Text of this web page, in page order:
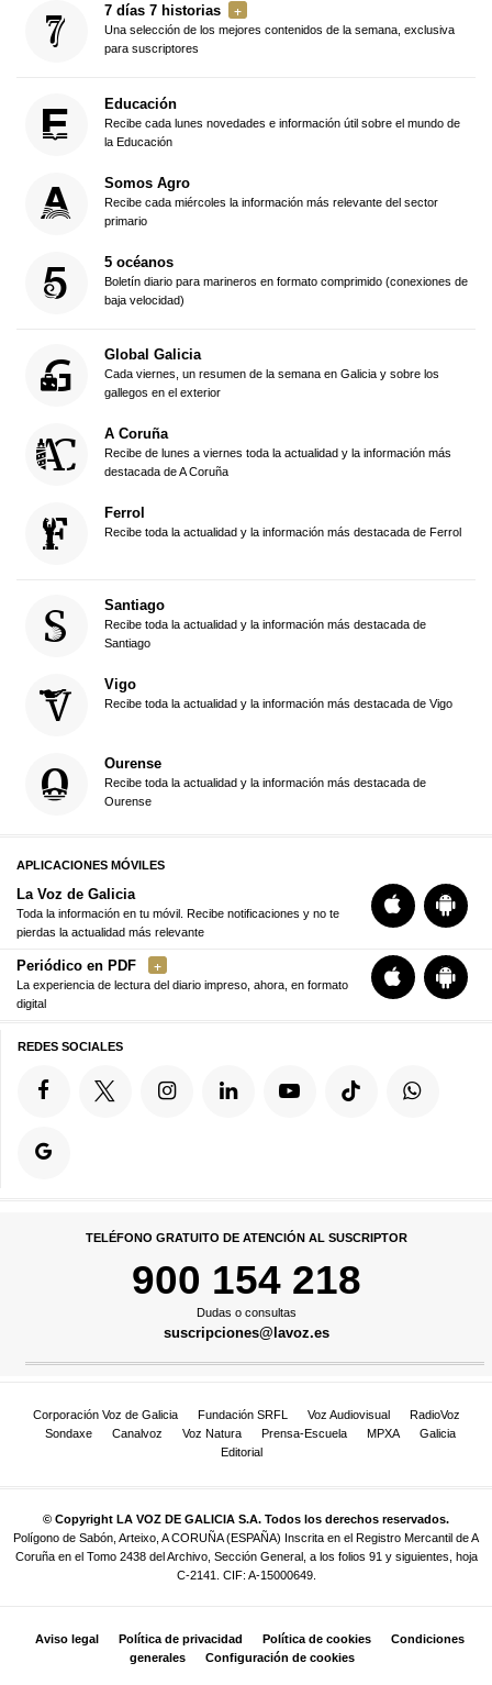
7 días 7 historias
Una selección de los mejores contenidos de la semana, exclusiva
para suscriptores
Educación
Recibe cada lunes novedades e información útil sobre el mundo de
la Educación
Somos Agro
Recibe cada miércoles la información más relevante del sector
primario
5 océanos
Boletín diario para marineros en formato comprimido (conexiones de
baja velocidad)
Global Galicia
Cada viernes, un resumen de la semana en Galicia y sobre los
gallegos en el exterior
A Coruña
Recibe de lunes a viernes toda la actualidad y la información más
destacada de A Coruña
Ferrol
Recibe toda la actualidad y la información más destacada de Ferrol
Santiago
Recibe toda la actualidad y la información más destacada de
Santiago
Vigo
Recibe toda la actualidad y la información más destacada de Vigo
Ourense
Recibe toda la actualidad y la información más destacada de
Ourense
APLICACIONES MÓVILES
La Voz de Galicia
Toda la información en tu móvil. Recibe notificaciones y no te
pierdas la actualidad más relevante
Periódico en PDF
La experiencia de lectura del diario impreso, ahora, en formato
digital
REDES SOCIALES
TELÉFONO GRATUITO DE ATENCIÓN AL SUSCRIPTOR
900 154 218
Dudas o consultas
suscripciones@lavoz.es
Corporación Voz de Galicia Fundación SRFL Voz Audiovisual
RadioVoz
Sondaxe
Canalvoz Voz Natura Prensa-Escuela MPXA
Galicia
Editorial
© Copyright LA VOZ DE GALICIA S.A. Todos los derechos reservados.
Polígono de Sabón, Arteixo, A CORUÑA (ESPAÑA) Inscrita en el Registro Mercantil de A
Coruña en el Tomo 2438 del Archivo, Sección General, a los folios 91 y siguientes, hoja
C-2141. CIF: A-15000649.
Aviso legal Política de privacidad Política de cookies
Condiciones
generales
Configuración de cookies